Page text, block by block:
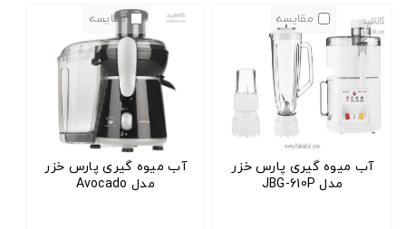
مقایسه
آب میوه گیری پارس خزر
مدل JBG-610P
مقایسه
آب میوه گیری پارس خزر
مدل Avocado
3
4